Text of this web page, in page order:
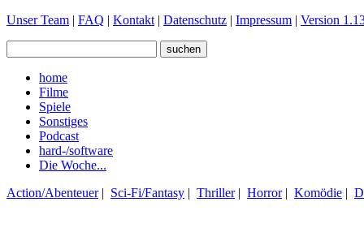
Unser Team | FAQ | Kontakt | Datenschutz | Impressum | Version
home
Filme
Spiele
Sonstiges
Podcast
hard-/software
Die Woche...
Action/Abenteuer| Sci-Fi/Fantasy | Thriller| Horror| Komödie |